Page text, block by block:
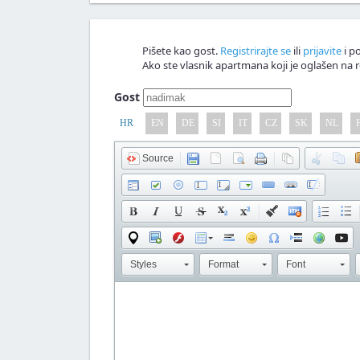
Pišete kao gost. Registrirajte se ili prijavite i
Ako ste vlasnik apartmana koji je oglašen
Gost
HR EN DE SI IT CZ SK NL
Source
Styles Format Font